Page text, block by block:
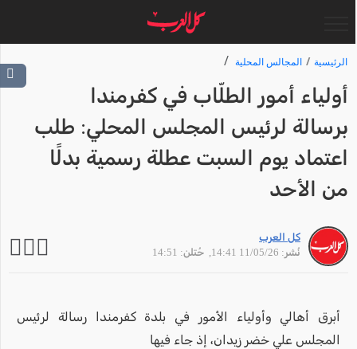
الرئيسية المجالس المحلية
أولياء أمور الطلّاب في كفرمندا
برسالة لرئيس المجلس المحلي: طلب
اعتماد يوم السبت عطلة رسمية بدلًا
من الأحد
كل العرب
نُشر: 11/05/26 14:41
, حُتلن: 14:51
أبرق أهالي وأولياء الأمور في بلدة كفرمندا رسالة لرئيس
المجلس علي خضر زيدان، إذ جاء فيها